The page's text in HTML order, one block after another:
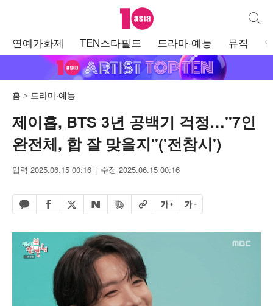
텐아시아 통합
연예가화제 TEN스타필드 드라마·예능 뮤직
홈 드라마·예능
제이홉, BTS 3년 공백기 걱정…"7인
완전체, 합 잘 맞을지"('전참시')
입력 2025.06.15 00:16 수정 2025.06.15 00:16
카카오톡 공유하기
페이스북 공유하기
엑스 공유하기
네이버 공유하기
밴드 공유하기
URL복사글자 크게글자 작게